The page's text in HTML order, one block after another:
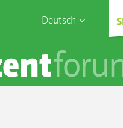
Deutsch
English
Français